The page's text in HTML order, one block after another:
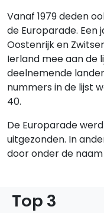
Vanaf 1979 deden
de Europarade.
Oostenrijk en
Ierland mee aan de
deelnemende
nummers in de lijst
40.
De Europarade
uitgezonden. In
door onder de naam
Top 3